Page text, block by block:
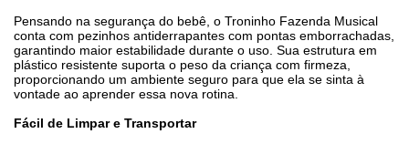
Pensando na segurança do bebê, o Troninho Fazenda Musical
conta com pezinhos antiderrapantes com pontas emborrachadas,
garantindo maior estabilidade durante o uso. Sua estrutura em
plástico resistente suporta o peso da criança com firmeza,
proporcionando um ambiente seguro para que ela se sinta à
vontade ao aprender essa nova rotina.
Fácil de Limpar e Transportar